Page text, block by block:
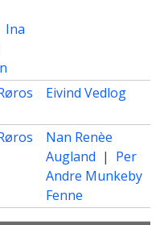
Ina
Eivind Vedlog
Nan Renèe
Augland | Per
Andre Munkeby
Fenne